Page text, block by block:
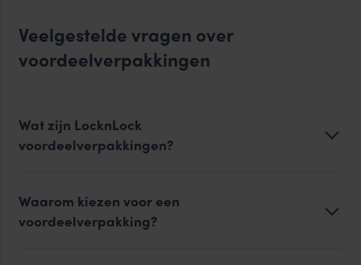
Veelgestelde vragen over
voordeelverpakkingen
Wat zijn LocknLock
voordeelverpakkingen?
Waarom kiezen voor een
voordeelverpakking?